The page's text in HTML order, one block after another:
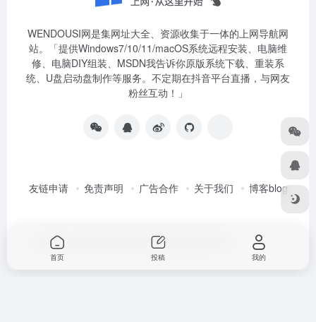
WENDOUSI网是集网址大全、资源收集于一体的上网导航网
站。「提供Windows7/10/11/macOS系统远程安装、电脑维
修、电脑DIY组装、MSDN我告诉你原版系统下载、重装系
统、U盘启动盘制作等服务。不定期在抖音平台直播，与网友
粉丝互动！」
友链申请 免责声明 广告合作 关于我们 博客blog
Copyright © 2026 粤ICP备20062488号-2
首页 投稿 我的